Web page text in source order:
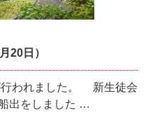
20日）
われました。 新生徒会
出をしました …